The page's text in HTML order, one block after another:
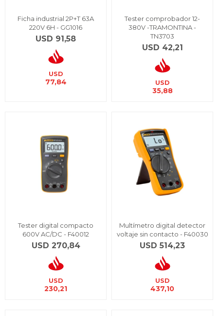
Ficha industrial 2P+T 63A
220V 6H - GG1016
USD 91,58
USD
77,84
Tester comprobador 12-
380V -TRAMONTINA -
TN3703
USD 42,21
USD
35,88
Tester digital compacto
600V AC/DC - F40012
USD 270,84
USD
230,21
Multímetro digital detector
voltaje sin contacto - F40030
USD 514,23
USD
437,10